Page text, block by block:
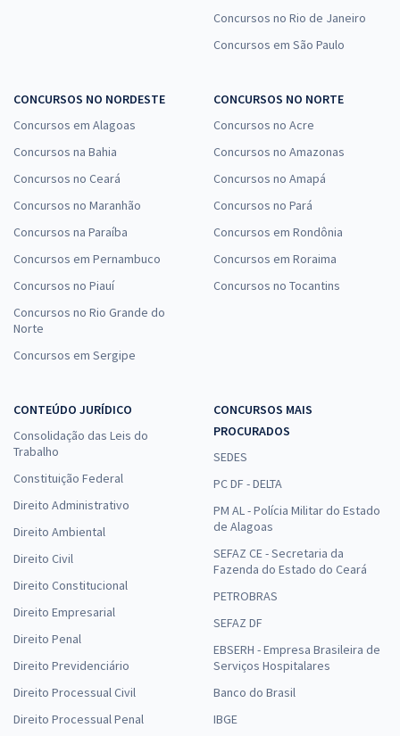
Concursos no Rio de Janeiro
Concursos em São Paulo
CONCURSOS NO NORDESTE
Concursos em Alagoas
Concursos na Bahia
Concursos no Ceará
Concursos no Maranhão
Concursos na Paraíba
Concursos em Pernambuco
Concursos no Piauí
Concursos no Rio Grande do
Norte
Concursos em Sergipe
CONCURSOS NO NORTE
Concursos no Acre
Concursos no Amazonas
Concursos no Amapá
Concursos no Pará
Concursos em Rondônia
Concursos em Roraima
Concursos no Tocantins
CONTEÚDO JURÍDICO
Consolidação das Leis do
Trabalho
Constituição Federal
Direito Administrativo
Direito Ambiental
Direito Civil
Direito Constitucional
Direito Empresarial
Direito Penal
Direito Previdenciário
Direito Processual Civil
Direito Processual Penal
CONCURSOS MAIS
PROCURADOS
SEDES
PC DF - DELTA
PM AL - Polícia Militar do Estado
de Alagoas
SEFAZ CE - Secretaria da
Fazenda do Estado do Ceará
PETROBRAS
SEFAZ DF
EBSERH - Empresa Brasileira de
Serviços Hospitalares
Banco do Brasil
IBGE